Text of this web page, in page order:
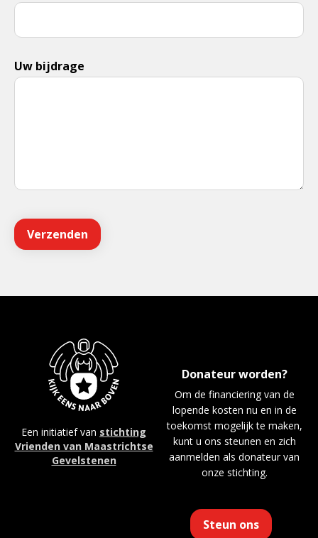
Uw bijdrage
Donateur worden?
Om de financiering van de
lopende kosten nu en in de
toekomst mogelijk te maken,
kunt u ons steunen en zich
aanmelden als donateur van
onze stichting.
Steun ons
Een initiatief van stichting
Vrienden van Maastrichtse
Gevelstenen